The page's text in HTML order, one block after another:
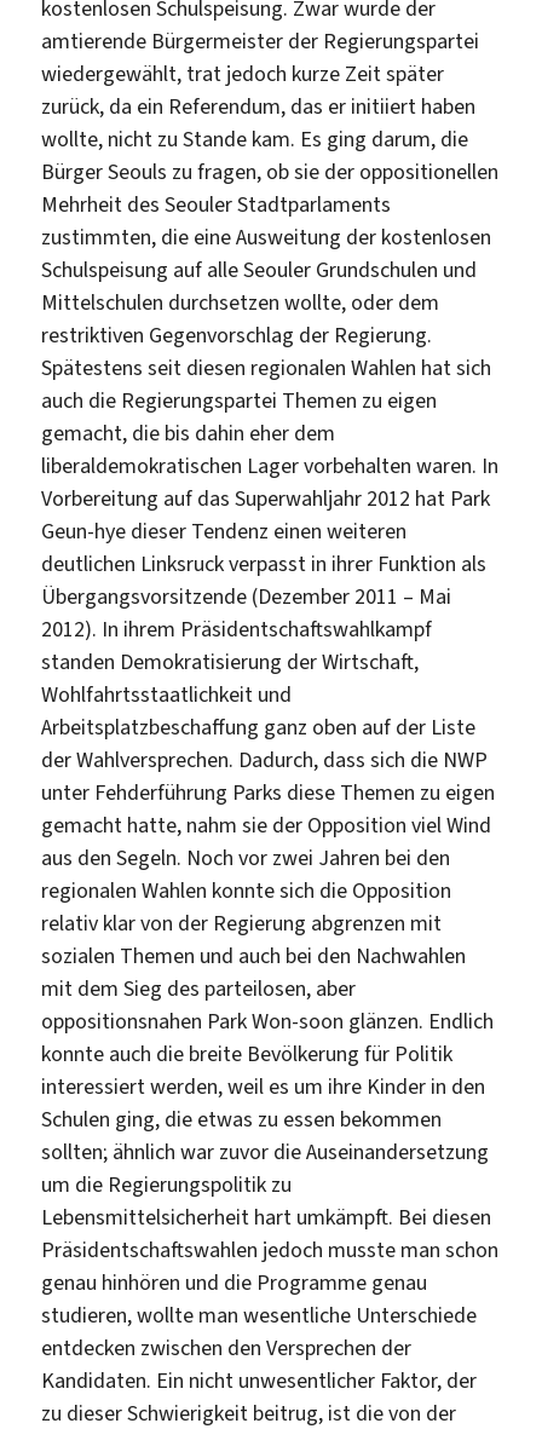
kostenlosen Schulspeisung. Zwar wurde der
amtierende Bürgermeister der Regierungspartei
wiedergewählt, trat jedoch kurze Zeit später
zurück, da ein Referendum, das er initiiert haben
wollte, nicht zu Stande kam. Es ging darum, die
Bürger Seouls zu fragen, ob sie der oppositionellen
Mehrheit des Seouler Stadtparlaments
zustimmten, die eine Ausweitung der kostenlosen
Schulspeisung auf alle Seouler Grundschulen und
Mittelschulen durchsetzen wollte, oder dem
restriktiven Gegenvorschlag der Regierung.
Spätestens seit diesen regionalen Wahlen hat sich
auch die Regierungspartei Themen zu eigen
gemacht, die bis dahin eher dem
liberaldemokratischen Lager vorbehalten waren. In
Vorbereitung auf das Superwahljahr 2012 hat Park
Geun-hye dieser Tendenz einen weiteren
deutlichen Linksruck verpasst in ihrer Funktion als
Übergangsvorsitzende (Dezember 2011 – Mai
2012). In ihrem Präsidentschaftswahlkampf
standen Demokratisierung der Wirtschaft,
Wohlfahrtsstaatlichkeit und
Arbeitsplatzbeschaffung ganz oben auf der Liste
der Wahlversprechen. Dadurch, dass sich die NWP
unter Fehderführung Parks diese Themen zu eigen
gemacht hatte, nahm sie der Opposition viel Wind
aus den Segeln. Noch vor zwei Jahren bei den
regionalen Wahlen konnte sich die Opposition
relativ klar von der Regierung abgrenzen mit
sozialen Themen und auch bei den Nachwahlen
mit dem Sieg des parteilosen, aber
oppositionsnahen Park Won-soon glänzen. Endlich
konnte auch die breite Bevölkerung für Politik
interessiert werden, weil es um ihre Kinder in den
Schulen ging, die etwas zu essen bekommen
sollten; ähnlich war zuvor die Auseinandersetzung
um die Regierungspolitik zu
Lebensmittelsicherheit hart umkämpft. Bei diesen
Präsidentschaftswahlen jedoch musste man schon
genau hinhören und die Programme genau
studieren, wollte man wesentliche Unterschiede
entdecken zwischen den Versprechen der
Kandidaten. Ein nicht unwesentlicher Faktor, der
zu dieser Schwierigkeit beitrug, ist die von der